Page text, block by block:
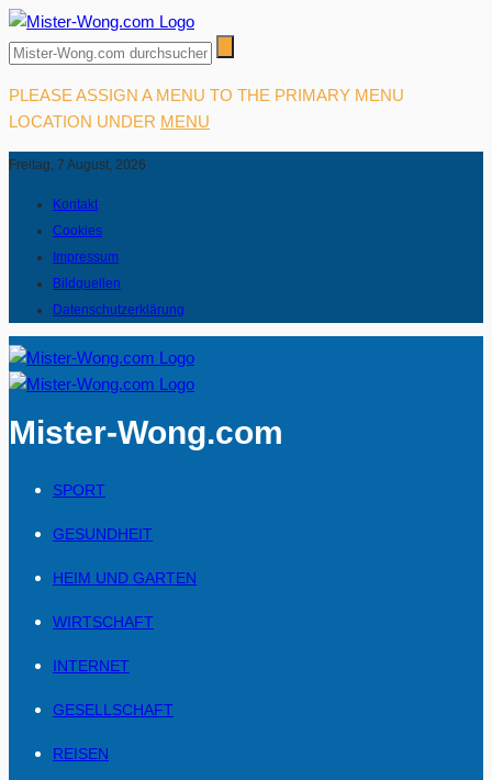
PLEASE ASSIGN A MENU TO THE PRIMARY MENU
LOCATION UNDER MENU
Freitag, 7 August, 2026
Kontakt
Cookies
Impressum
Bildquellen
Datenschutzerklärung
Mister-Wong.com
SPORT
GESUNDHEIT
HEIM UND GARTEN
WIRTSCHAFT
INTERNET
GESELLSCHAFT
REISEN